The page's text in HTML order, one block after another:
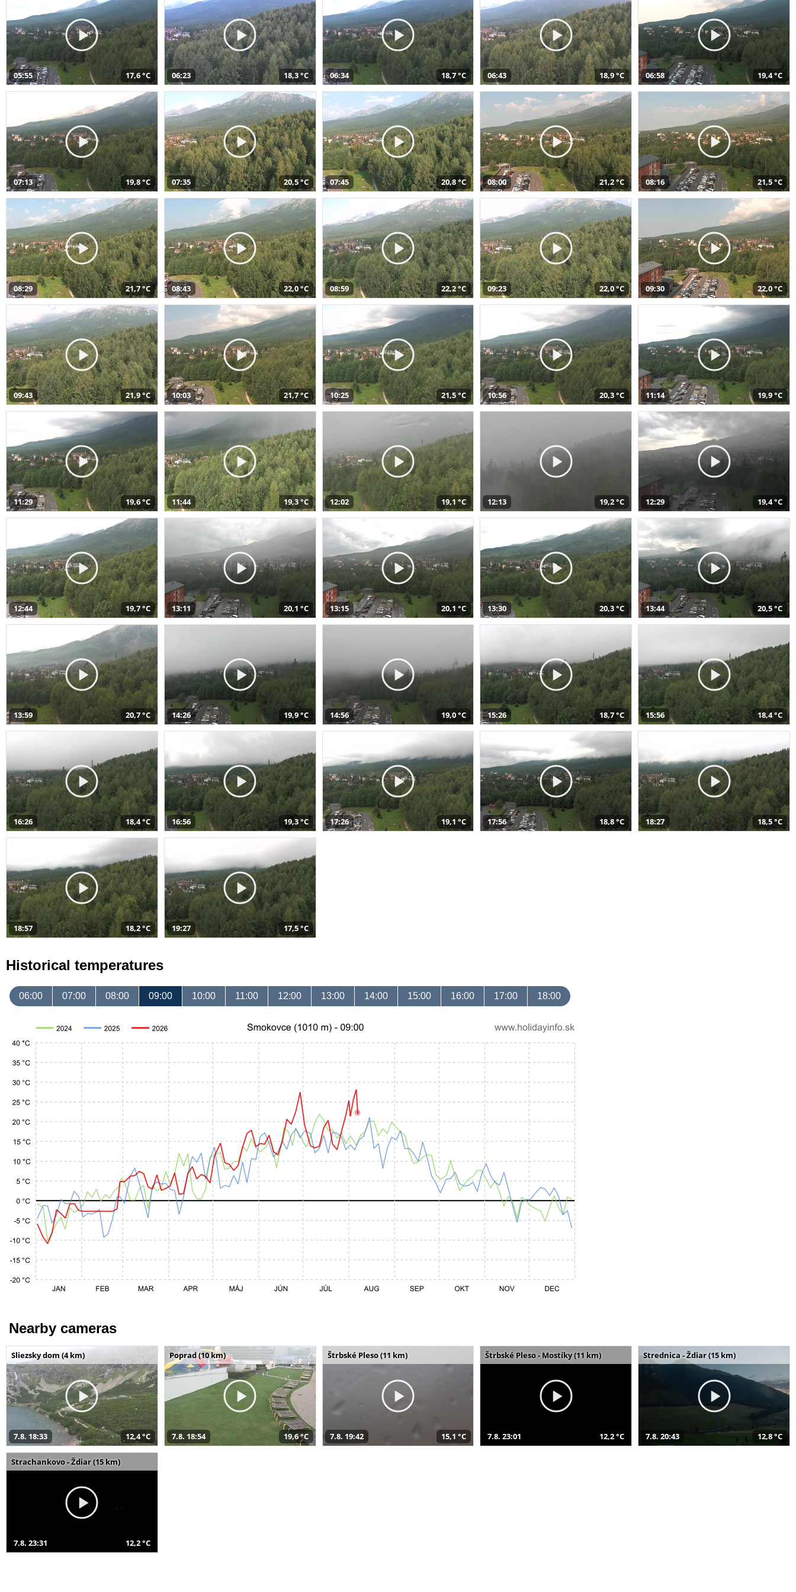
05:55 17,6 °C 06:23 18,3 °C 06:34 18,7 °C 06:43 18,9 °C 06:58 19,4 °C
07:13 19,8 °C 07:35 20,5 °C 07:45 20,8 °C 08:00 21,2 °C 08:16 21,5 °C
08:29 21,7 °C 08:43 22,0 °C 08:59 22,2 °C 09:23 22,0 °C 09:30 22,0 °C
09:43 21,9 °C 10:03 21,7 °C 10:25 21,5 °C 10:56 20,3 °C 11:14 19,9 °C
11:29 19,6 °C 11:44 19,3 °C 12:02 19,1 °C 12:13 19,2 °C 12:29 19,4 °C
12:44 19,7 °C 13:11 20,1 °C 13:15 20,1 °C 13:30 20,3 °C 13:44 20,5 °C
13:59 20,7 °C 14:26 19,9 °C 14:56 19,0 °C 15:26 18,7 °C 15:56 18,4 °C
16:26 18,4 °C 16:56 19,3 °C 17:26 19,1 °C 17:56 18,8 °C 18:27 18,5 °C
18:57 18,2 °C 19:27 17,5 °C
Historical temperatures
06:00 07:00 08:00 09:00 10:00 11:00 12:00 13:00 14:00 15:00 16:00 17:00 18:00
Nearby cameras
Sliezsky dom (4 km)
7.8. 18:33 12,4 °C
Poprad (10 km)
7.8. 18:54 19,6 °C
Štrbské Pleso (11 km)
7.8. 19:42 15,1 °C
Štrbské Pleso - Mostíky (11 km)
7.8. 23:01 12,2 °C
Strednica - Ždiar (15 km)
7.8. 20:43 12,8 °C
Strachankovo - Ždiar (15 km)
7.8. 23:31 12,2 °C